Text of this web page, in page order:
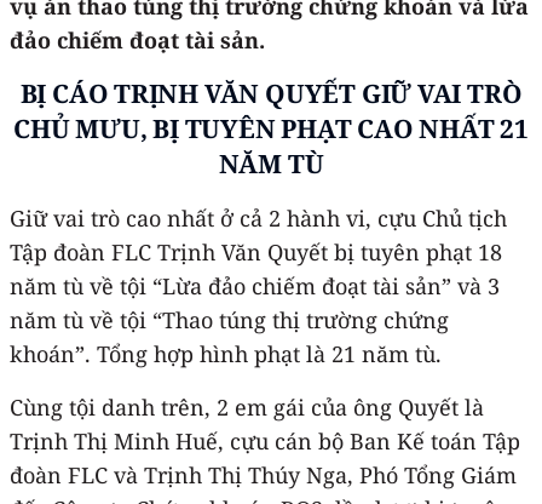
đảo chiếm đoạt tài sản.
BỊ CÁO TRỊNH VĂN QUYẾT GIỮ VAI TRÒ
CHỦ MƯU, BỊ TUYÊN PHẠT CAO NHẤT 21
NĂM TÙ
Giữ vai trò cao nhất ở cả 2 hành vi, cựu Chủ tịch
Tập đoàn FLC Trịnh Văn Quyết bị tuyên phạt 18
năm tù về tội “Lừa đảo chiếm đoạt tài sản” và 3
năm tù về tội “Thao túng thị trường chứng
khoán”. Tổng hợp hình phạt là 21 năm tù.
Cùng tội danh trên, 2 em gái của ông Quyết là
Trịnh Thị Minh Huế, cựu cán bộ Ban Kế toán Tập
đoàn FLC và Trịnh Thị Thúy Nga, Phó Tổng Giám